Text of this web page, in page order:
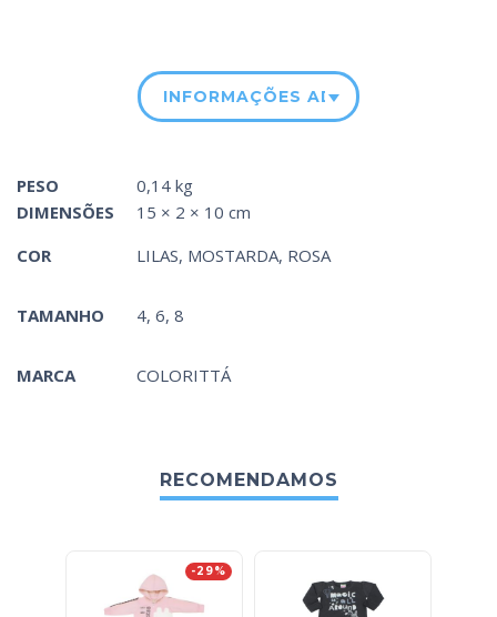
INFORMAÇÕES ADICIONAIS
PESO
0,14 kg
DIMENSÕES
15 × 2 × 10 cm
COR
LILAS, MOSTARDA, ROSA
TAMANHO 4, 6, 8
MARCA COLORITTÁ
RECOMENDAMOS
-29%